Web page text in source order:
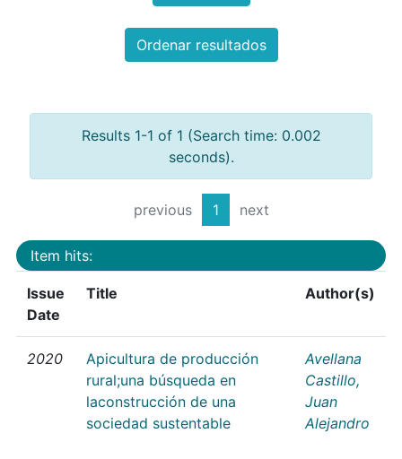
Ordenar resultados
Results 1-1 of 1 (Search time: 0.002
seconds).
previous 1 next
Item hits:
Issue
Date
Title Author(s)
2020
Apicultura de producción
rural;una búsqueda en
laconstrucción de una
sociedad sustentable
Avellana
Castillo,
Juan
Alejandro